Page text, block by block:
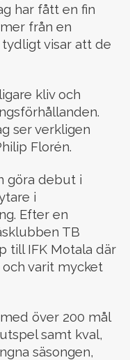
har fått en fin
från en
visar att de
kliv och
ser verkligen
Florén.
göra debut i
i
Efter en
TB
till IFK Motala där
varit mycket
över 200 mål
samt kval,
säsongen,